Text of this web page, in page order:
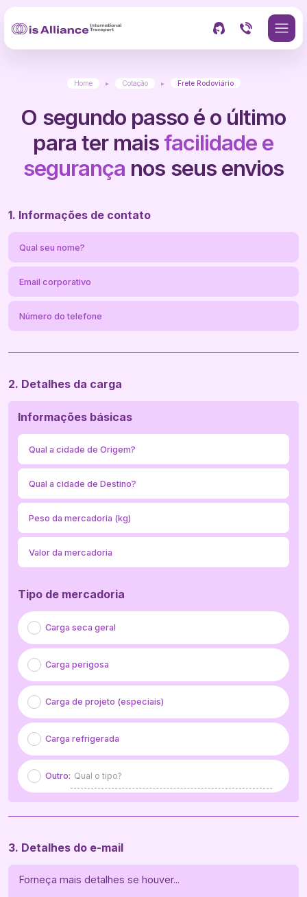
Home ▸ Cotação ▸ Frete Rodoviário
O segundo passo é o último
para ter mais facilidade e
segurança nos seus envios
1. Informações de contato
2. Detalhes da carga
Informações básicas
Tipo de mercadoria
Carga seca geral
Carga perigosa
Carga de projeto (especiais)
Carga refrigerada
Outro:
3. Detalhes do e-mail